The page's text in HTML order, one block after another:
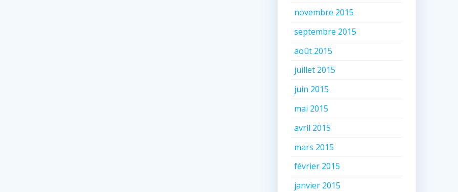
novembre 2015
septembre 2015
août 2015
juillet 2015
juin 2015
mai 2015
avril 2015
mars 2015
février 2015
janvier 2015